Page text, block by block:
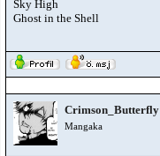
Sky High
Ghost in the Shell
Crimson_Butterfly
Mangaka